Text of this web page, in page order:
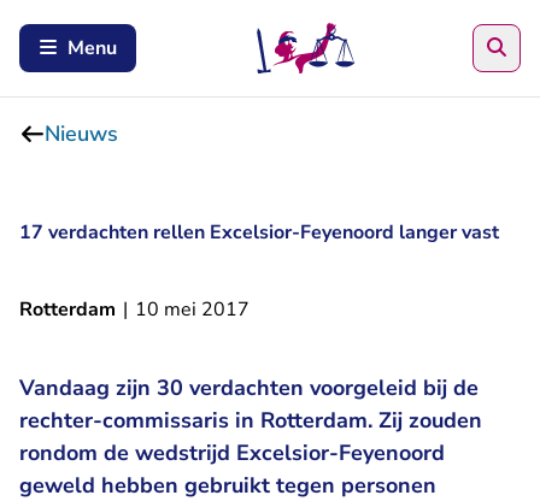
Menu
Nieuws
17 verdachten rellen Excelsior-Feyenoord langer vast
Rotterdam | 10 mei 2017
Vandaag zijn 30 verdachten voorgeleid bij de
rechter-commissaris in Rotterdam. Zij zouden
rondom de wedstrijd Excelsior-Feyenoord
geweld hebben gebruikt tegen personen